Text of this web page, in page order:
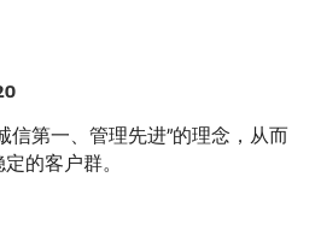
信第一、管理先进”的理念，从而
的客户群。